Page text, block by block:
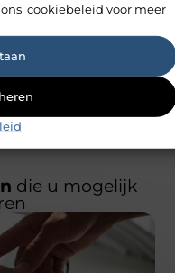
cookiebeleid voor meer
Tweedehands
die u mogelijk